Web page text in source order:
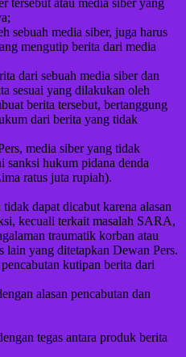
tersebut atau media siber yang
sebuah media siber, juga harus
mengutip berita dari media
dari sebuah media siber dan
sesuai yang dilakukan oleh
berita tersebut, bertanggung
dari berita yang tidak
media siber yang tidak
sanksi hukum pidana denda
ratus juta rupiah).
dapat dicabut karena alasan
kecuali terkait masalah SARA,
traumatik korban atau
lain yang ditetapkan Dewan Pers.
kutipan berita dari
alasan pencabutan dan
tegas antara produk berita